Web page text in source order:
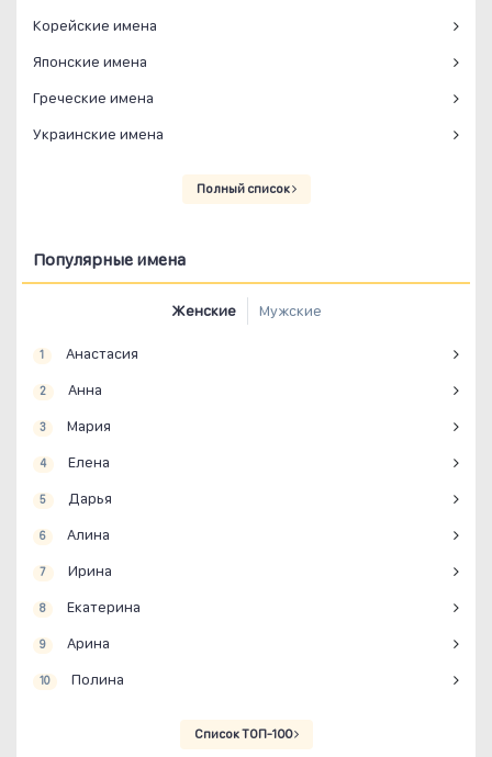
Корейские имена
Японские имена
Греческие имена
Украинские имена
Полный список
Популярные имена
Женские Мужские
1 Анастасия
2 Анна
3 Мария
4 Елена
5 Дарья
6 Алина
7 Ирина
8 Екатерина
9 Арина
10 Полина
Список ТОП-100